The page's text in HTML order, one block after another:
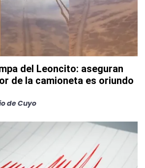
del Leoncito: aseguran
de la camioneta es oriundo
de Cuyo